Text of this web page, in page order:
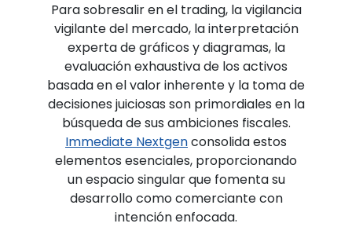
Para sobresalir en el trading, la vigilancia
vigilante del mercado, la interpretación
experta de gráficos y diagramas, la
evaluación exhaustiva de los activos
basada en el valor inherente y la toma de
decisiones juiciosas son primordiales en la
búsqueda de sus ambiciones fiscales.
Immediate Nextgenconsolida estos
elementos esenciales, proporcionando
un espacio singular que fomenta su
desarrollo como comerciante con
intención enfocada.